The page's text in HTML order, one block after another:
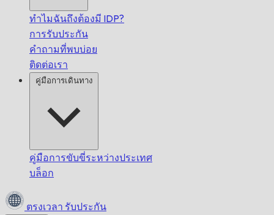
ทำไมฉันถึงต้องมี IDP?
การรับประกัน
คำถามที่พบบ่อย
ติดต่อเรา
คู่มือการเดินทาง
คู่มือการขับขี่ระหว่างประเทศ
บล็อก
ตรงเวลา รับประกัน